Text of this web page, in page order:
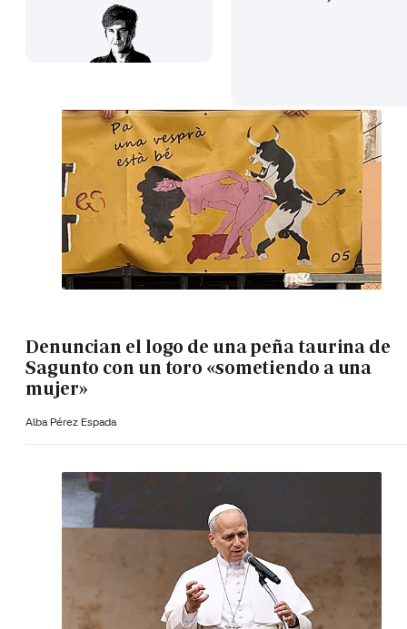
Denuncian el logo de una peña taurina de
Sagunto con un toro «sometiendo a una
mujer»
Alba Pérez Espada